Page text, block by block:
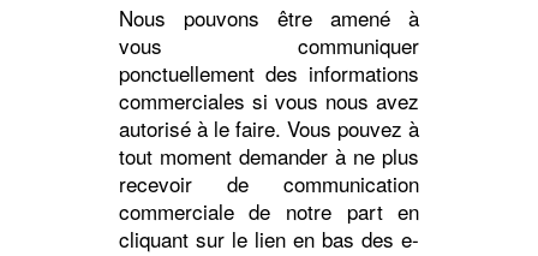
Nous pouvons être amené à
vous communiquer
ponctuellement des informations
commerciales si vous nous avez
autorisé à le faire. Vous pouvez à
tout moment demander à ne plus
recevoir de communication
commerciale de notre part en
cliquant sur le lien en bas des e-